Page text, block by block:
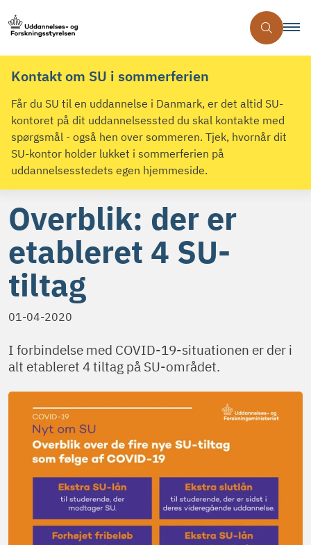
Kontakt om SU i sommerferien
Får du SU til en uddannelse i Danmark, er det altid SU-
kontoret på dit uddannelsessted du skal kontakte med
spørgsmål - også hen over sommeren. Tjek, hvornår dit
SU-kontor holder lukket i sommerferien på
uddannelsesstedets egen hjemmeside.
Overblik: der er
etableret 4 SU-
tiltag
01-04-2020
I forbindelse med COVID-19-situationen er der i
alt etableret 4 tiltag på SU-området.